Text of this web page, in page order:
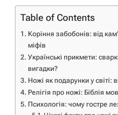
Table of Contents
Коріння забобонів: від
міфів
Українські прикмети:
вигадки?
Ножі як подарунки у світі:
Релігія про ножі: Біблія
Психологія: чому гостре